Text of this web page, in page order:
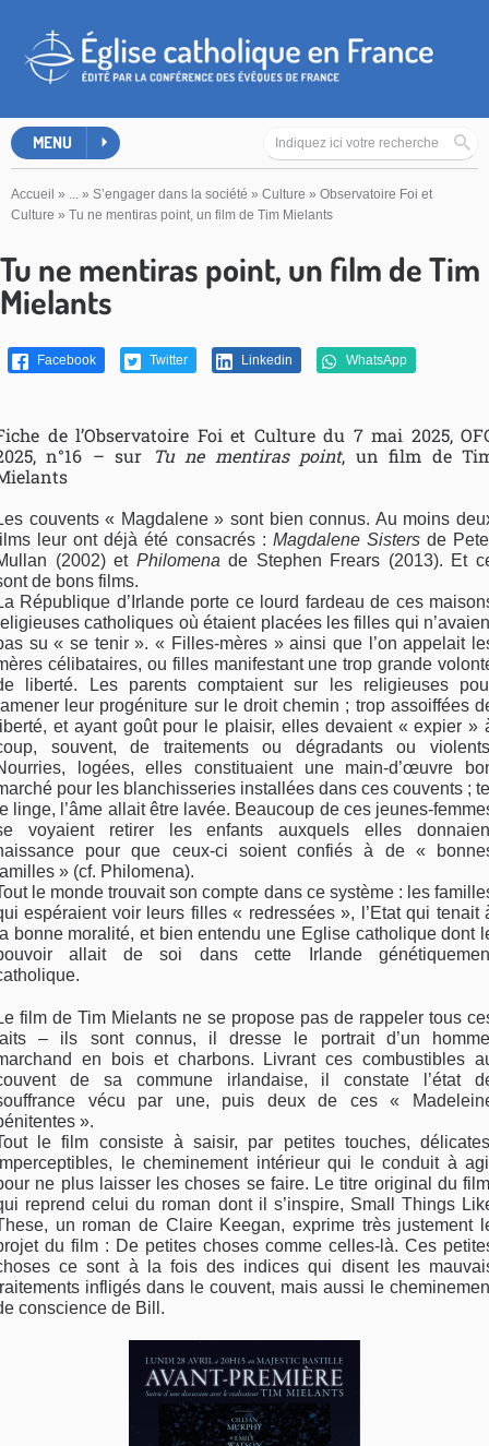
MENU
Accueil » ... » S’engager dans la société » Culture » Observatoire Foi et
Culture » Tu ne mentiras point, un film de Tim Mielants
Tu ne mentiras point, un film de Tim
Mielants
Facebook Twitter Linkedin WhatsApp
de l’Observatoire Foi et Culture du 7 mai 2025,
n°16 – sur
Tu ne mentiras point, un film de
couvents « Magdalene » sont bien connus. Au moins
leur ont déjà été consacrés : Magdalene Sistersde
(2002) et Philomenade Stephen Frears (2013). Et
de bons films.
République d’Irlande porte ce lourd fardeau de ces
catholiques où étaient placées les filles qui
su « se tenir ». « Filles-mères » ainsi que l’on appelait
célibataires, ou filles manifestant une trop grande
liberté. Les parents comptaient sur les religieuses
leur progéniture sur le droit chemin ; trop assoiffées
et ayant goût pour le plaisir, elles devaient « expier »
souvent, de traitements ou dégradants ou
logées, elles constituaient une main-d’œuvre
pour les blanchisseries installées dans ces couvents ;
linge, l’âme allait être lavée. Beaucoup de ces jeunes-
voyaient retirer les enfants auxquels elles
pour que ceux-ci soient confiés à de «
» (cf. Philomena).
le monde trouvait son compte dans ce système : les
espéraient voir leurs filles « redressées », l’Etat qui tenait
bonne moralité, et bien entendu une Eglise catholique dont
allait de soi dans cette Irlande
film de Tim Mielants ne se propose pas de rappeler tous
– ils sont connus, il dresse le portrait d’un
en bois et charbons. Livrant ces combustibles
de sa commune irlandaise, il constate l’état
vécu par une, puis deux de ces «
».
le film consiste à saisir, par petites touches,
le cheminement intérieur qui le conduit à
ne plus laisser les choses se faire. Le titre original du
reprend celui du roman dont il s’inspire, Small Things
un roman de Claire Keegan, exprime très justement
du film : De petites choses comme celles-là. Ces
ce sont à la fois des indices qui disent les
infligés dans le couvent, mais aussi le
conscience de Bill.